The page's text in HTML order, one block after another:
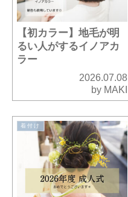
【初カラー】地毛が明
るい人がするイノアカ
ラー
2026.07.08
by MAKI
着付け